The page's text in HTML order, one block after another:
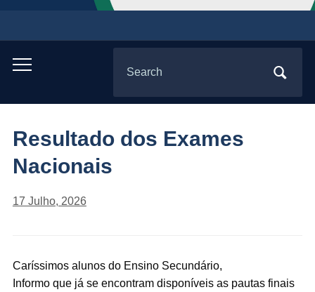
Toggle
menu
for:
Resultado dos Exames
Nacionais
17 Julho, 2026
Caríssimos alunos do Ensino Secundário,
Informo que já se encontram disponíveis as pautas finais